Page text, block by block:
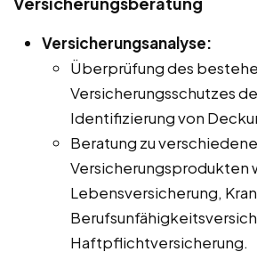
Versicherungsanalyse:
Überprüfung des
Versicherungsschutzes
Identifizierung von
Beratung zu
Versicherungsprodukten
Lebensversicherung,
Haftpflichtversicherung.